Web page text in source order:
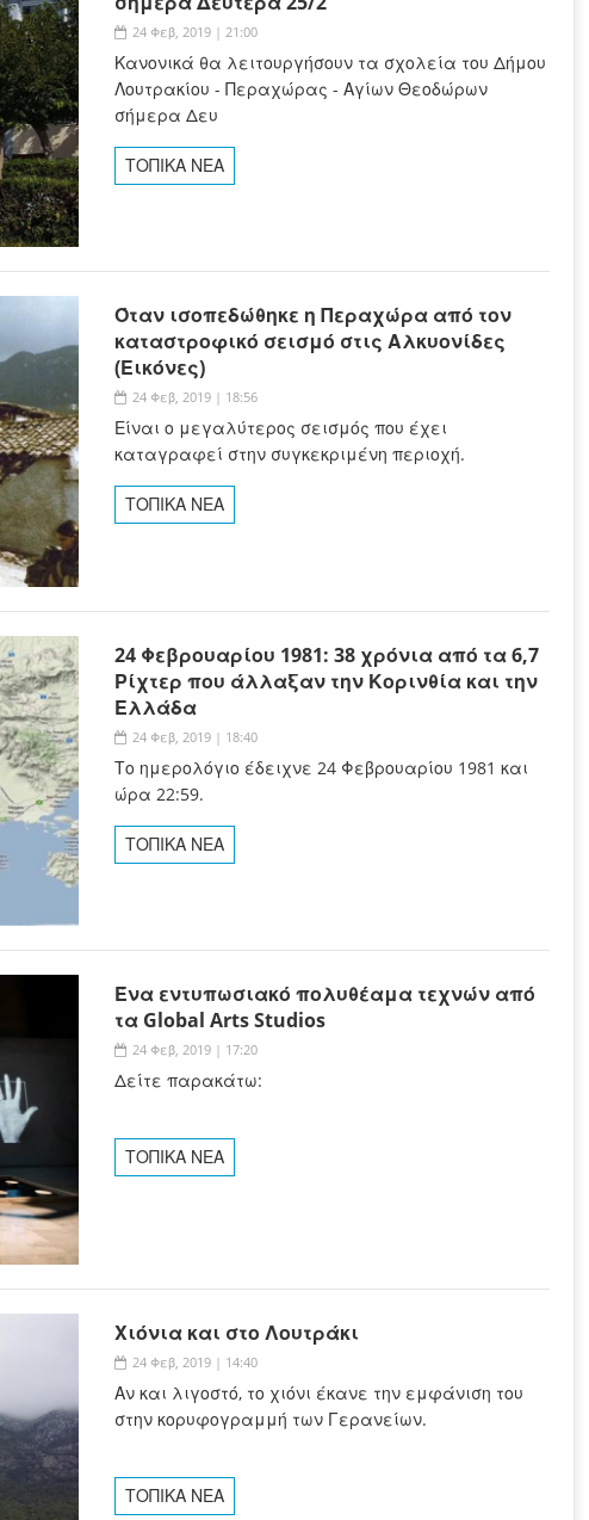
24 Φεβ, 2019 | 21:00
Κανονικά θα λειτουργήσουν τα σχολεία του Δήμου
Λουτρακίου - Περαχώρας - Αγίων Θεοδώρων
σήμερα Δευ
ΤΟΠΙΚΑ ΝΕΑ
Όταν ισοπεδώθηκε η Περαχώρα από τον
καταστροφικό σεισμό στις Αλκυονίδες
(Εικόνες)
24 Φεβ, 2019 | 18:56
Είναι ο μεγαλύτερος σεισμός που έχει
καταγραφεί στην συγκεκριμένη περιοχή.
ΤΟΠΙΚΑ ΝΕΑ
24 Φεβρουαρίου 1981: 38 χρόνια από τα 6,7
Ρίχτερ που άλλαξαν την Κορινθία και την
Ελλάδα
24 Φεβ, 2019 | 18:40
Το ημερολόγιο έδειχνε 24 Φεβρουαρίου 1981 και
ώρα 22:59.
ΤΟΠΙΚΑ ΝΕΑ
Ένα εντυπωσιακό πολυθέαμα τεχνών από
τα Global Arts Studios
24 Φεβ, 2019 | 17:20
Δείτε παρακάτω:
ΤΟΠΙΚΑ ΝΕΑ
Χιόνια και στο Λουτράκι
24 Φεβ, 2019 | 14:40
Αν και λιγοστό, το χιόνι έκανε την εμφάνιση του
στην κορυφογραμμή των Γερανείων.
ΤΟΠΙΚΑ ΝΕΑ